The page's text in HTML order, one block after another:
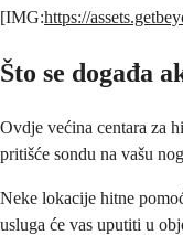
[IMG:https://
Što se događa
Ovdje većina centara za
pritišće sondu na vašu
Neke lokacije hitne
usluga će vas uputiti u